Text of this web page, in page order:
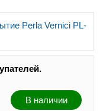
В наличии